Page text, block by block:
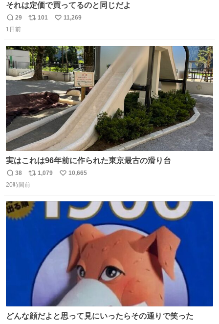
それは定価で買ってるのと同じだよ
返
信
29
リ
ト
数
101
い
数
11,269
1日前
実はこれは96年前に作られた東京最古の滑り台
返
信
38
リ
ポ
ト
数
1,079
い
10,665
20時間前
どんな顔だよと思って見にいったらその通りで笑った